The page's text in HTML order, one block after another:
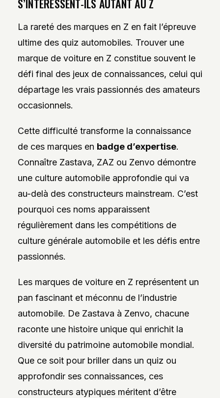
S’INTÉRESSENT-ILS AUTANT AU Z
La rareté des marques en Z en fait l’épreuve
ultime des quiz automobiles. Trouver une
marque de voiture en Z constitue souvent le
défi final des jeux de connaissances, celui qui
départage les vrais passionnés des amateurs
occasionnels.
Cette difficulté transforme la connaissance
de ces marques en badge d’expertise.
Connaître Zastava, ZAZ ou Zenvo démontre
une culture automobile approfondie qui va
au-delà des constructeurs mainstream. C’est
pourquoi ces noms apparaissent
régulièrement dans les compétitions de
culture générale automobile et les défis entre
passionnés.
Les marques de voiture en Z représentent un
pan fascinant et méconnu de l’industrie
automobile. De Zastava à Zenvo, chacune
raconte une histoire unique qui enrichit la
diversité du patrimoine automobile mondial.
Que ce soit pour briller dans un quiz ou
approfondir ses connaissances, ces
constructeurs atypiques méritent d’être